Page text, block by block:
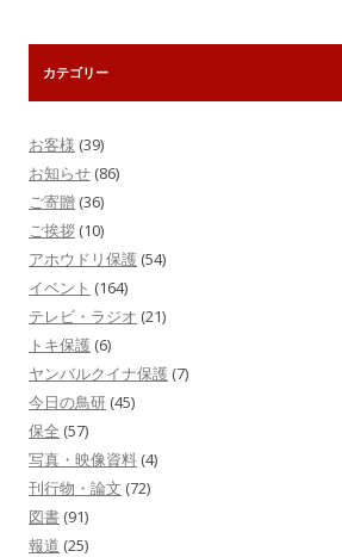
カテゴリー
お客様 (39)
お知らせ (86)
ご寄贈 (36)
ご挨拶 (10)
アホウドリ保護 (54)
イベント (164)
テレビ・ラジオ (21)
トキ保護 (6)
ヤンバルクイナ保護 (7)
今日の鳥研 (45)
保全 (57)
写真・映像資料 (4)
刊行物・論文 (72)
図書 (91)
報道 (25)